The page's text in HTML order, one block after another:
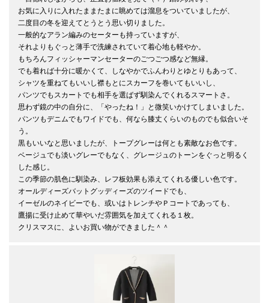
お気に入りに入れたままたまに眺めては溜息をついていましたが、
二度目の冬を迎えてとうとう思い切りました。
一般的なアラン編みのセーターも持っていますが、
それよりもぐっと薄手で洗練されていて着心地も軽やか。
もちろんフィッシャーマンセーターのごつごつ感など無縁。
でも着れば十分に暖かくて、しなやかでふんわりとゆとりもあって、
シャツを重ねてもいいし襟もとにスカーフを巻いてもいいし、
パンツでもスカートでも相手を選ばず馴染んでくれるスマートさ。
思わず鏡の中の自分に、「やったね！」と微笑いかけてしまいました。
パンツもデニムでもワイドでも、何なら膝丈くらいのものでも似合いそ
う。
黒もいいなと思いましたが、トープグレーは何とも素敵なお色です。
ベージュでも淡いグレーでもなく、グレージュのトーンをぐっと明るく
した感じ。
この季節の肌色に馴染み、レフ板効果も添えてくれる優しい色です。
オールディーズバットグッディーズのツイードでも、
イーゼルのネイビーでも、或いはトレンチやＰコートであっても、
鷹揚に受け止めて華やいだ雰囲気を加えてくれる１枚。
クリスマスに、よいお買い物ができました＾＾